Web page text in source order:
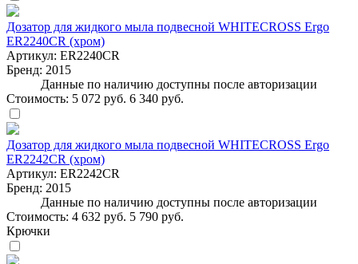
Дозатор для жидкого мыла подвесной WHITECROSS Ergo
ER2240CR (хром)
Артикул: ER2240CR
Бренд: 2015
Данные по наличию доступны после авторизации
Стоимость: 5 072 руб. 6 340 руб.
Дозатор для жидкого мыла подвесной WHITECROSS Ergo
ER2242CR (хром)
Артикул: ER2242CR
Бренд: 2015
Данные по наличию доступны после авторизации
Стоимость: 4 632 руб. 5 790 руб.
Крючки